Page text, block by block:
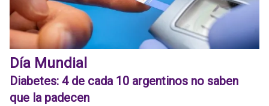
Día Mundial
Diabetes: 4 de cada 10 argentinos no saben
que la padecen